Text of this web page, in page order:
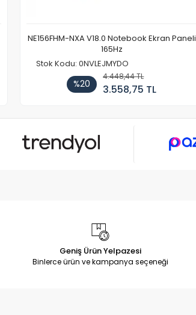
NE156FHM-NXA V18.0 Notebook Ekran Paneli
165Hz
Stok Kodu: 0NVLEJMYDO
%20
4.448,44 TL
3.558,75 TL
Geniş Ürün Yelpazesi
Binlerce ürün ve kampanya seçeneği